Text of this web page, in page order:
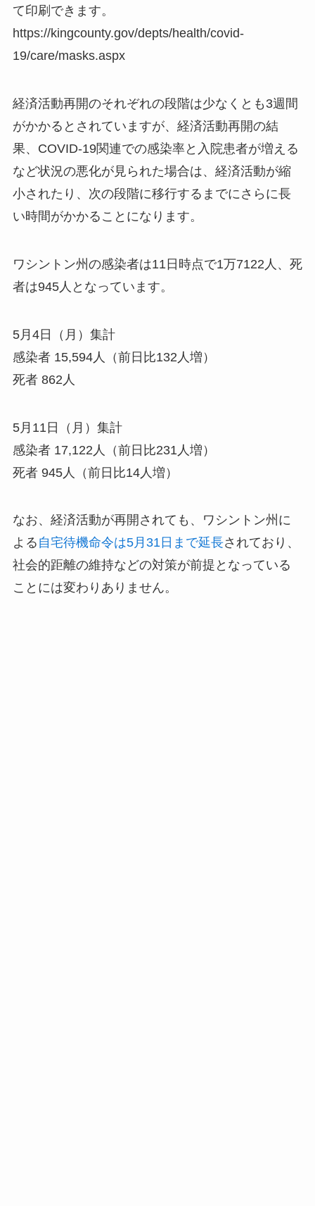
て印刷できます。
https://kingcounty.gov/depts/health/covid-
19/care/masks.aspx
経済活動再開のそれぞれの段階は少なくとも3週間
がかかるとされていますが、経済活動再開の結
果、COVID-19関連での感染率と入院患者が増える
など状況の悪化が見られた場合は、経済活動が縮
小されたり、次の段階に移行するまでにさらに長
い時間がかかることになります。
ワシントン州の感染者は11日時点で1万7122人、死
者は945人となっています。
5月4日（月）集計
感染者 15,594人（前日比132人増）
死者 862人
5月11日（月）集計
感染者 17,122人（前日比231人増）
死者 945人（前日比14人増）
なお、経済活動が再開されても、ワシントン州に
よる 自宅待機命令は5月31日まで延長されており、
社会的距離の維持などの対策が前提となっている
ことには変わりありません。